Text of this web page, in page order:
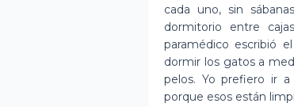
cada uno, sin
dormitorio entre
paramédico escribió
dormir los gatos a
pelos. Yo prefiero ir
porque esos están